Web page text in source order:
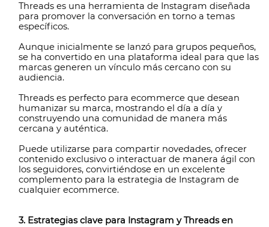
Threads es una herramienta de Instagram diseñada
para promover la conversación en torno a temas
específicos.
Aunque inicialmente se lanzó para grupos pequeños,
se ha convertido en una plataforma ideal para que las
marcas generen un vínculo más cercano con su
audiencia.
Threads es perfecto para ecommerce que desean
humanizar su marca, mostrando el día a día y
construyendo una comunidad de manera más
cercana y auténtica.
Puede utilizarse para compartir novedades, ofrecer
contenido exclusivo o interactuar de manera ágil con
los seguidores, convirtiéndose en un excelente
complemento para la estrategia de Instagram de
cualquier ecommerce.
3. Estrategias clave para Instagram y Threads en